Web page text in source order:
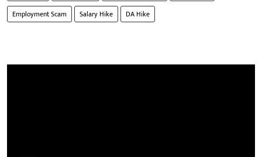
Employment Scam
Salary Hike DA Hike